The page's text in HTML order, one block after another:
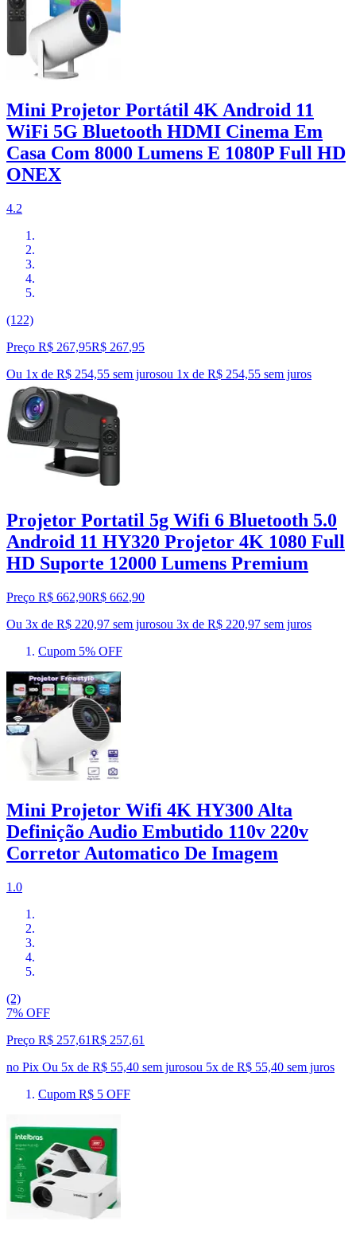
Mini Projetor Portátil 4K Android 11
WiFi 5G Bluetooth HDMI Cinema Em
Casa Com 8000 Lumens E 1080P Full HD
ONEX
4.2
(122)
Preço R$ 267,95R$ 267,95
Ou 1x de R$ 254,55 sem jurosou 1x de R$ 254,55 sem juros
Projetor Portatil 5g Wifi 6 Bluetooth 5.0
Android 11 HY320 Projetor 4K 1080 Full
HD Suporte 12000 Lumens Premium
Preço R$ 662,90R$ 662,90
Ou 3x de R$ 220,97 sem jurosou 3x de R$ 220,97 sem juros
Cupom 5% OFF
Mini Projetor Wifi 4K HY300 Alta
Definição Audio Embutido 110v 220v
Corretor Automatico De Imagem
1.0
(2)
7% OFF
Preço R$ 257,61R$ 257,61
no Pix Ou 5x de R$ 55,40 sem jurosou 5x de R$ 55,40 sem juros
Cupom R$ 5 OFF